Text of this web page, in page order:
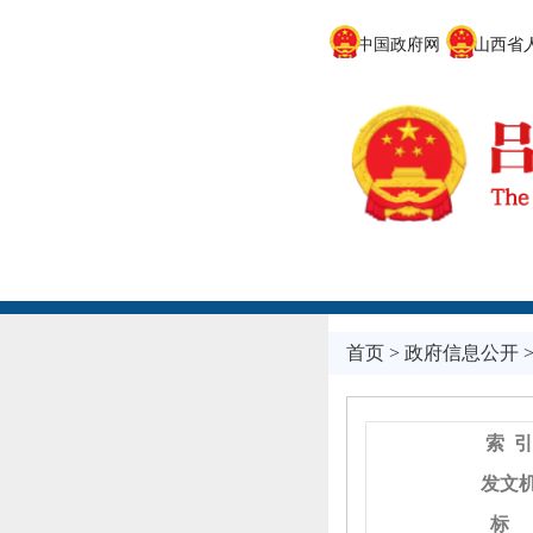
中国政府网 山西省人
首页> 政府信息公开
索
发文
标